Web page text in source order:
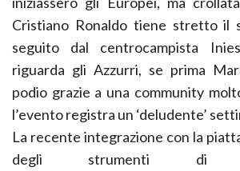
Cristiano Ronaldo tiene stretto il
seguito dal centrocampista
riguarda gli Azzurri, se prima
podio grazie a una community
l’evento registra un ‘deludente’
La recente integrazione con la
degli strumenti di